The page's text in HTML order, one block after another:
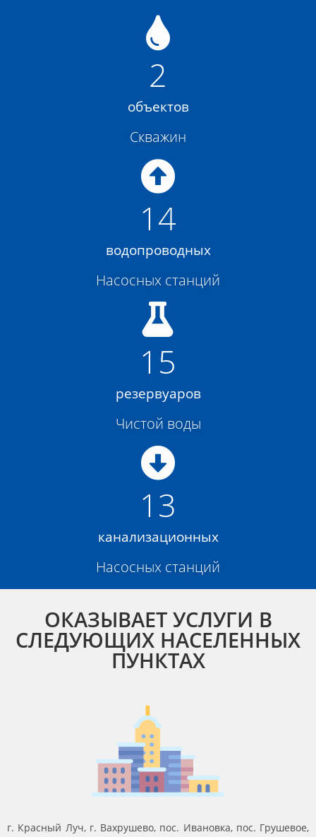
объектов
2
Скважин
водопроводных
14
Насосных станций
резервуаров
15
Чистой воды
канализационных
13
Насосных станций
ОКАЗЫВАЕТ УСЛУГИ В
СЛЕДУЮЩИХ НАСЕЛЕННЫХ
ПУНКТАХ
г. Красный Луч, г. Вахрушево, пос. Ивановка, пос. Грушевое,